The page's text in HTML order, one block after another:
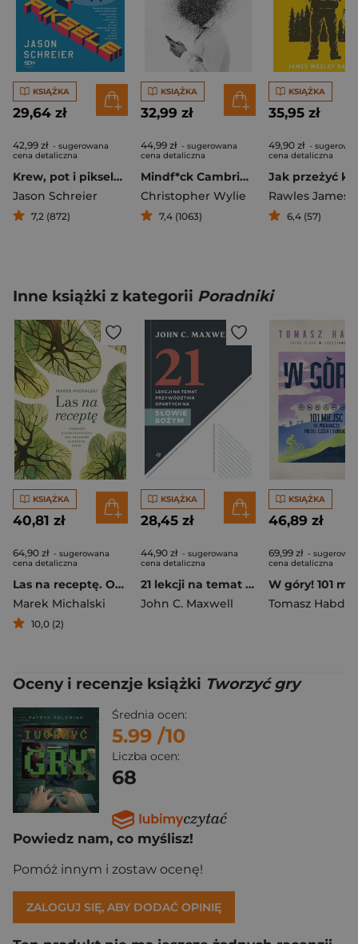
KSIĄŻKA
29,64 zł
42,99 zł - sugerowana
cena detaliczna
Krew, pot i piksele Chwalebne i niepokojące opowieści o tym, jak robi się gry
Jason Schreier
7,2 (872)
KSIĄŻKA
32,99 zł
44,99 zł - sugerowana
cena detaliczna
Mindf*ck Cambridge Analytica czyli jak popsuć demokrację
Christopher Wylie
7,4 (1063)
KSIĄŻKA
35,95 zł
49,90 zł -
cena detaliczna
6,4 (57)
Inne książki z kategorii Poradniki
KSIĄŻKA
40,81 zł
64,90 zł - sugerowana
cena detaliczna
Las na receptę. Opowieść o terapeutycznej roli przyrody w naszym życiu
Marek Michalski
10,0 (2)
KSIĄŻKA
28,45 zł
44,90 zł - sugerowana
cena detaliczna
21 lekcji na temat przywództwa opartych na Słowie
John C. Maxwell
KSIĄŻKA
46,89 zł
69,99 zł -
cena detaliczna
Tomasz Habdas
Oceny i recenzje książki Tworzyć gry
Średnia ocen:
5.99 /10
Liczba ocen:
68
Powiedz nam, co myślisz!
Pomóż innym i zostaw ocenę!
ZALOGUJ SIĘ, ABY DODAĆ OPINIĘ